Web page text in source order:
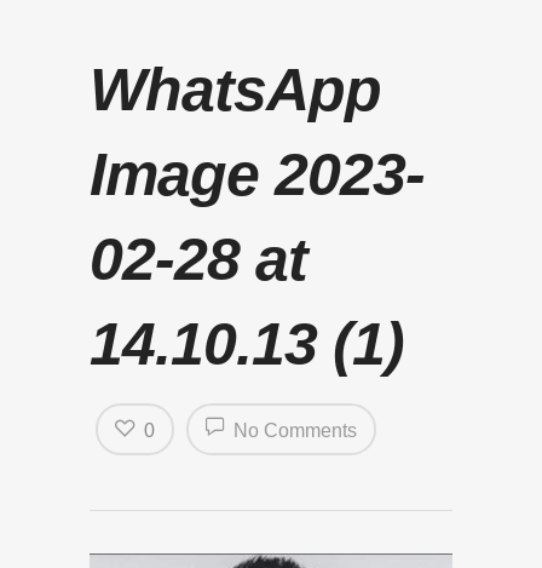
WhatsApp
Image 2023-
02-28 at
14.10.13 (1)
No Comments
0